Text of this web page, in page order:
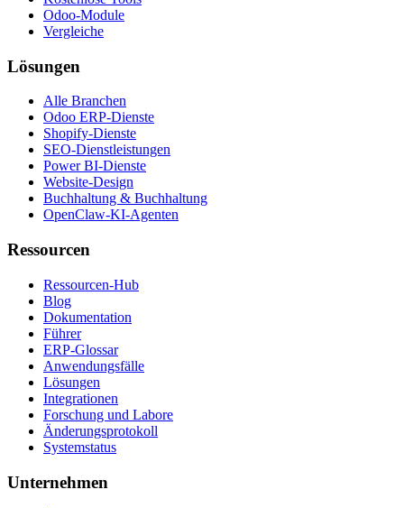
Odoo-Module
Vergleiche
Lösungen
Alle Branchen
Odoo ERP-Dienste
Shopify-Dienste
SEO-Dienstleistungen
Power BI-Dienste
Website-Design
Buchhaltung & Buchhaltung
OpenClaw-KI-Agenten
Ressourcen
Ressourcen-Hub
Blog
Dokumentation
Führer
ERP-Glossar
Anwendungsfälle
Lösungen
Integrationen
Forschung und Labore
Änderungsprotokoll
Systemstatus
Unternehmen